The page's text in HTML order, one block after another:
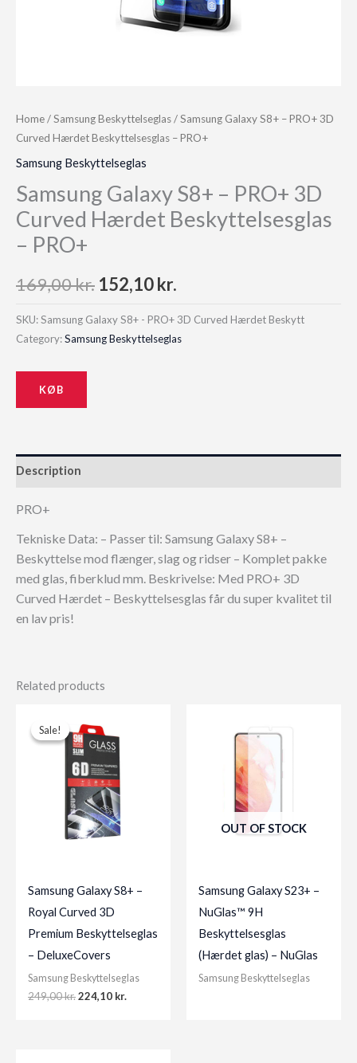
Home/Samsung Beskyttelseglas/ Samsung Galaxy S8+ – PRO+ 3D
Curved Hærdet Beskyttelsesglas – PRO+
Samsung Beskyttelseglas
Samsung Galaxy S8+ – PRO+ 3D
Curved Hærdet Beskyttelsesglas
– PRO+
169,00kr. Original
price
was:
152,10kr.
price
is:
SKU:Samsung Galaxy S8+ - PRO+ 3D Curved Hærdet Beskytt
Category:Samsung Beskyttelseglas
KØB
Description
PRO+
Tekniske Data: – Passer til: Samsung Galaxy S8+ –
Beskyttelse mod flænger, slag og ridser – Komplet pakke
med glas, fiberklud mm. Beskrivelse: Med PRO+ 3D
Curved Hærdet – Beskyttelsesglas får du super kvalitet til
en lav pris!
Related products
Sale!
Sale!
Samsung Galaxy S8+ –
Royal Curved 3D
Premium Beskyttelseglas
– DeluxeCovers
Samsung Beskyttelseglas
249,00kr.Original
224,10 kr.
OUT OF STOCK
Samsung Galaxy S23+ –
NuGlas™ 9H
Beskyttelsesglas
(Hærdet glas) – NuGlas
Samsung Beskyttelseglas